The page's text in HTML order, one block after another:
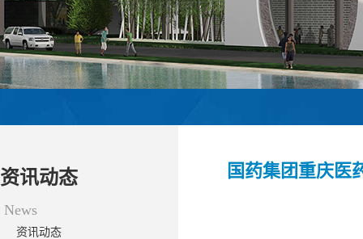
资讯动态
News
资讯动态
国药集团重庆医